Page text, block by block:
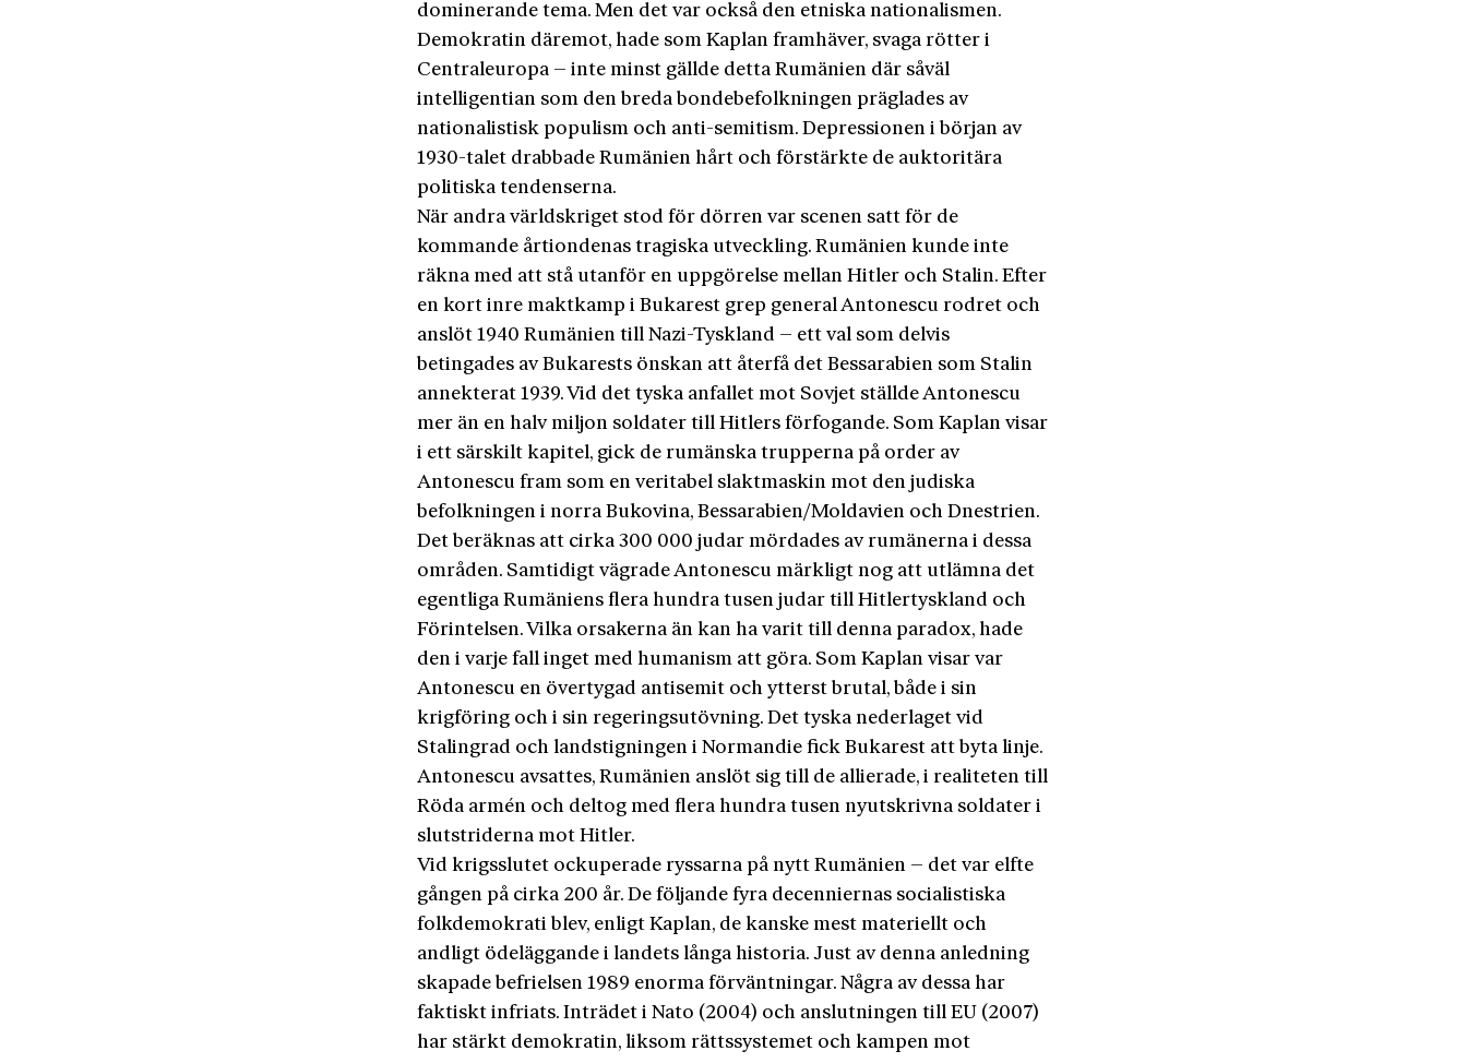
dominerande tema. Men det var också den etniska nationalismen.
Demokratin däremot, hade som Kaplan framhäver, svaga rötter i
Centraleuropa – inte minst gällde detta Rumänien där såväl
intelligentian som den breda bondebefolkningen präglades av
nationalistisk populism och anti-semitism. Depressionen i början av
1930-talet drabbade Rumänien hårt och förstärkte de auktoritära
politiska tendenserna.
När andra världskriget stod för dörren var scenen satt för de
kommande årtiondenas tragiska utveckling. Rumänien kunde inte
räkna med att stå utanför en uppgörelse mellan Hitler och Stalin. Efter
en kort inre maktkamp i Bukarest grep general Antonescu rodret och
anslöt 1940 Rumänien till Nazi-Tyskland – ett val som delvis
betingades av Bukarests önskan att återfå det Bessarabien som Stalin
annekterat 1939. Vid det tyska anfallet mot Sovjet ställde Antonescu
mer än en halv miljon soldater till Hitlers förfogande. Som Kaplan visar
i ett särskilt kapitel, gick de rumänska trupperna på order av
Antonescu fram som en veritabel slaktmaskin mot den judiska
befolkningen i norra Bukovina, Bessarabien/Moldavien och Dnestrien.
Det beräknas att cirka 300 000 judar mördades av rumänerna i dessa
områden. Samtidigt vägrade Antonescu märkligt nog att utlämna det
egentliga Rumäniens flera hundra tusen judar till Hitlertyskland och
Förintelsen. Vilka orsakerna än kan ha varit till denna paradox, hade
den i varje fall inget med humanism att göra. Som Kaplan visar var
Antonescu en övertygad antisemit och ytterst brutal, både i sin
krigföring och i sin regeringsutövning. Det tyska nederlaget vid
Stalingrad och landstigningen i Normandie fick Bukarest att byta linje.
Antonescu avsattes, Rumänien anslöt sig till de allierade, i realiteten till
Röda armén och deltog med flera hundra tusen nyutskrivna soldater i
slutstriderna mot Hitler.
Vid krigsslutet ockuperade ryssarna på nytt Rumänien – det var elfte
gången på cirka 200 år. De följande fyra decenniernas socialistiska
folkdemokrati blev, enligt Kaplan, de kanske mest materiellt och
andligt ödeläggande i landets långa historia. Just av denna anledning
skapade befrielsen 1989 enorma förväntningar. Några av dessa har
faktiskt infriats. Inträdet i Nato (2004) och anslutningen till EU (2007)
har stärkt demokratin, liksom rättssystemet och kampen mot